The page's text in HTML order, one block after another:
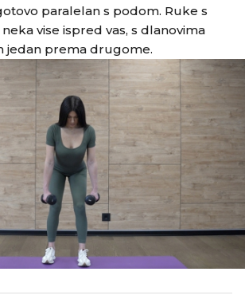
paralelan s podom.​ Ruke s
vise ispred vas, s dlanovima
jedan prema drugome.